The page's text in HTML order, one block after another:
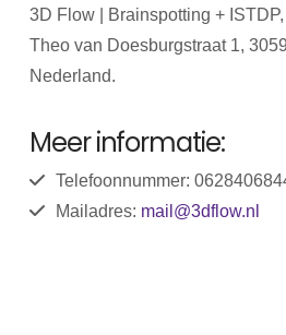
3D Flow | Brainspotting + ISTDP,
Theo van Doesburgstraat 1,
Nederland.
Meer informatie:
Telefoonnummer:
Mailadres: mail@3dflow.nl